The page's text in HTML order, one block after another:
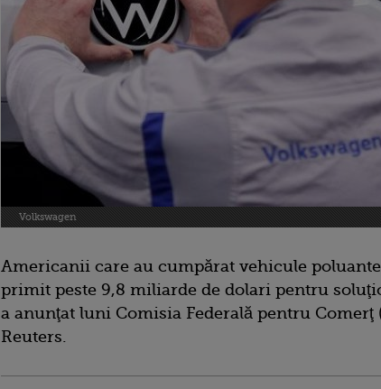
Volkswagen
Americanii care au cumpărat vehicule
primit peste 9,8 miliarde de dolari pentru
a anunţat luni Comisia Federală pentru Comerţ
Reuters.